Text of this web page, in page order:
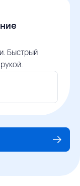
Быстрый